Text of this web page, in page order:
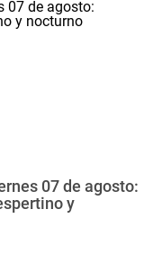
07 de agosto:
y